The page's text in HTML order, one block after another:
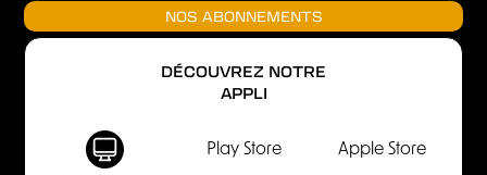
NOS ABONNEMENTS
DÉCOUVREZ NOTRE
APPLI
Play Store Apple Store